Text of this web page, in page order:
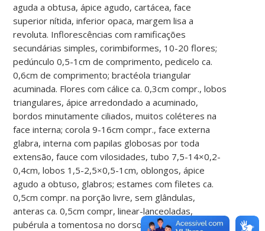
aguda a obtusa, ápice agudo, cartácea, face
superior nítida, inferior opaca, margem lisa a
revoluta. Inflorescências com ramificações
secundárias simples, corimbiformes, 10-20 flores;
pedúnculo 0,5-1cm de comprimento, pedicelo ca.
0,6cm de comprimento; bractéola triangular
acuminada. Flores com cálice ca. 0,3cm compr., lobos
triangulares, ápice arredondado a acuminado,
bordos minutamente ciliados, muitos coléteres na
face interna; corola 9-16cm compr., face externa
glabra, interna com papilas globosas por toda
extensão, fauce com vilosidades, tubo 7,5-14×0,2-
0,4cm, lobos 1,5-2,5×0,5-1cm, oblongos, ápice
agudo a obtuso, glabros; estames com filetes ca.
0,5cm compr. na porção livre, sem glândulas,
anteras ca. 0,5cm compr, linear-lanceoladas,
pubérula a tomentosa no dorso; hipanto obcônico,